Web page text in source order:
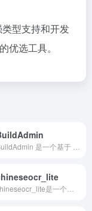
型支持和开发
优选工具。